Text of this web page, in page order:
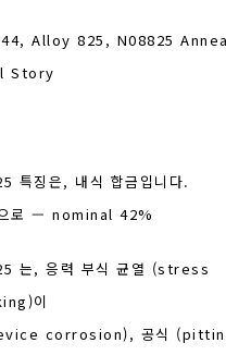
Alloy 825, N08825
Story
특징은, 내식 합금입니다.
로 — nominal 42%
는, 응력 부식 균열 (stress
이
corrosion), 공식